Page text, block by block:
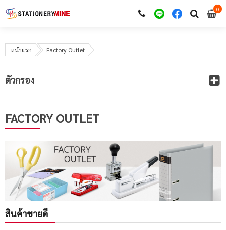
00
หน้าแรก Factory Outlet
FACTORY OUTLET
สินค้าขายดี
ตัวกรอง